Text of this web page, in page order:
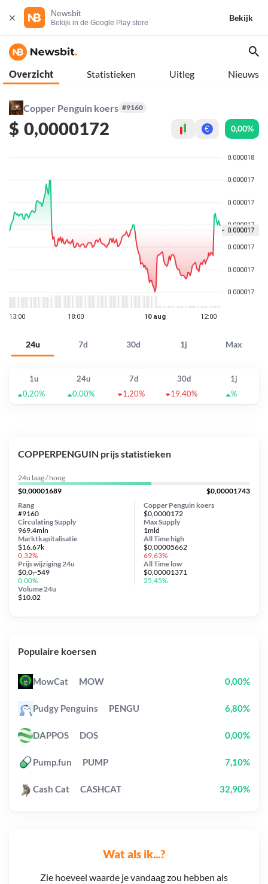
Newsbit
Bekijk in de Google Play store
Bekijk
Overzicht Statistieken Uitleg Nieuws
Copper Penguin koers #9160
$ 0,0000172 € 0,00%
24u 7d 30d 1j Max
1u 24u 7d 30d
1j
0,20%
0,00% 1,20% 19,40% %
Wat als ik...?
Zie hoeveel waarde je vandaag zou hebben als
COPPERPENGUIN prijs statistieken
24u laag / hoog
$0,00001689
$0,00001743
Copper Penguin koers
$0,0000172
Circulating Supply
969.4mln
Prijs wijziging 24u
$0,0₇-549
0,00%
Max Supply
1mld
Marktkapitalisatie
$16.67k
0,32%
Volume 24u
$10.02
Rang
#9160
All Timehigh
$0,00005662
69,63%
All Time low
$0,00001371
25,45%
Populaire koersen
MowCat MOW 0,00%
Pudgy Penguins PENGU 6,80%
DAPPOS DOS 0,00%
Pump.fun PUMP 7,10%
Cash Cat CASHCAT 32,90%